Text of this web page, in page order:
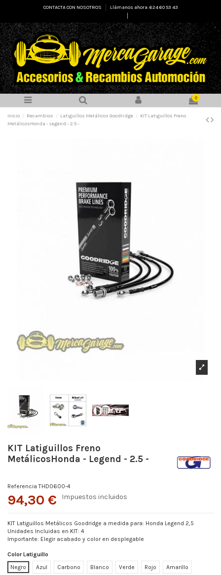
CONTACTA CON NOSOTROS
Llámanos ahora: 624 60 53 43
0
Inicio Recambios Latiguillos Metálicos Goodridge
KIT Latiguillos Freno
MetálicosHonda - Legend - 2.5 -
KIT Latiguillos Freno
MetálicosHonda - Legend - 2.5 -
Referencia THD0600-4
94,30 € Impuestos incluidos
KIT Latiguillos Metálicos Goodridge a medida para: Honda Legend 2,5
Unidades Incluidas en KIT: 4
Importante: Elegir acabado y color en desplegable
Color Latiguillo
Negro
Azul Carbono Blanco Verde Rojo Amarillo